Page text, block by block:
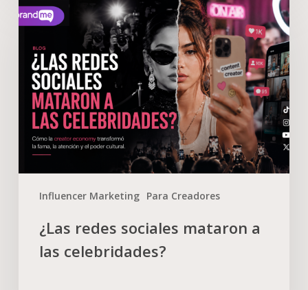
Influencer Marketing Para Creadores
¿Las redes sociales mataron a
las celebridades?